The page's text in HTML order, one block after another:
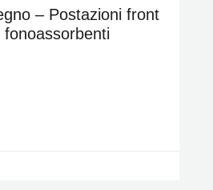
– Postazioni front